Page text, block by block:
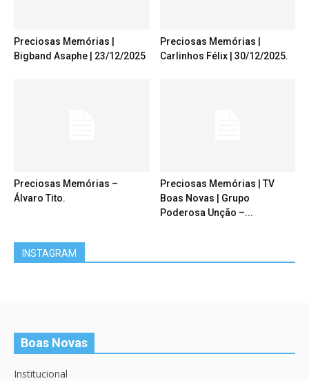
Preciosas Memórias |
Bigband Asaphe | 23/12/2025
Preciosas Memórias |
Carlinhos Félix | 30/12/2025.
Preciosas Memórias –
Álvaro Tito.
Preciosas Memórias | TV
Boas Novas | Grupo
Poderosa Unção –...
INSTAGRAM
Boas Novas
Institucional